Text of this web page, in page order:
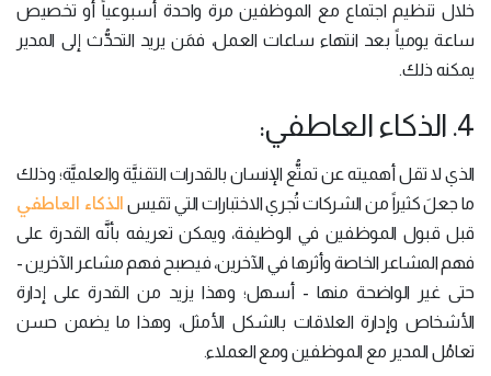
خلال تنظيم اجتماع مع الموظفين مرة واحدة أسبوعياً أو تخصيص
ساعة يومياً بعد انتهاء ساعات العمل، فمَن يريد التحدُّث إلى المدير
يمكنه ذلك.
4. الذكاء العاطفي:
الذي لا تقل أهميته عن تمتُّع الإنسان بالقدرات التقنيَّة والعلميَّة؛ وذلك
ما جعلَ كثيراً من الشركات تُجري الاختبارات التي تقيس الذكاء العاطفي
قبل قبول الموظفين في الوظيفة، ويمكن تعريفه بأنَّه القدرة على
فهم المشاعر الخاصة وأثرها في الآخرين، فيصبح فهم مشاعر الآخرين -
حتى غير الواضحة منها - أسهل؛ وهذا يزيد من القدرة على إدارة
الأشخاص وإدارة العلاقات بالشكل الأمثل، وهذا ما يضمن حسن
تعامُل المدير مع الموظفين ومع العملاء.